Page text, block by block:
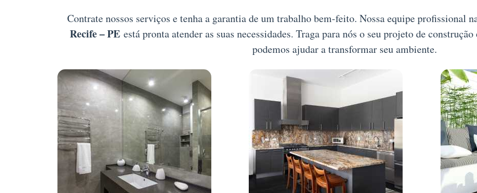
Contrate nossos serviços e tenha a garantia de um trabalho bem-feito. Nossa equipe profissional
Recife – PE está pronta atender as suas necessidades. Traga para nós o seu projeto de
podemos ajudar a transformar seu ambiente.